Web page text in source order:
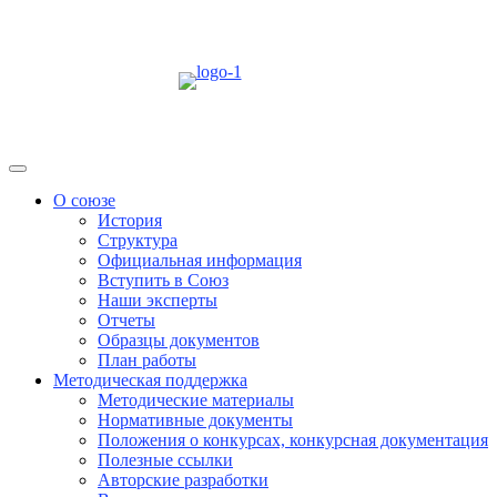
Menu
О союзе
История
Структура
Официальная информация
Вступить в Союз
Наши эксперты
Отчеты
Образцы документов
План работы
Методическая поддержка
Методические материалы
Нормативные документы
Положения о конкурсах, конкурсная документация
Полезные ссылки
Авторские разработки